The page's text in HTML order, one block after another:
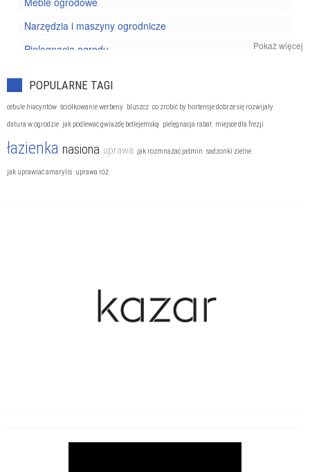
Narzędzia i maszyny ogrodnicze
Pielęgnacja ogrodu
Szkodniki i chwasty
Uprawa kwiatów
Uprawa owoców
Pokaż więcej
POPULARNE TAGI
cebule hiacyntów ściółkowanie werbeny bluszcz co zrobić by hortensje dobrze się rozwijały
datura w ogrodzie jak podlewać gwiazdę betlejemską pielęgnacja rabat miejsce dla frezji
łazienka nasiona uprawa jak rozmnażać jaśmin sadzonki zielne
jak uprawiać amarylis uprawa róż